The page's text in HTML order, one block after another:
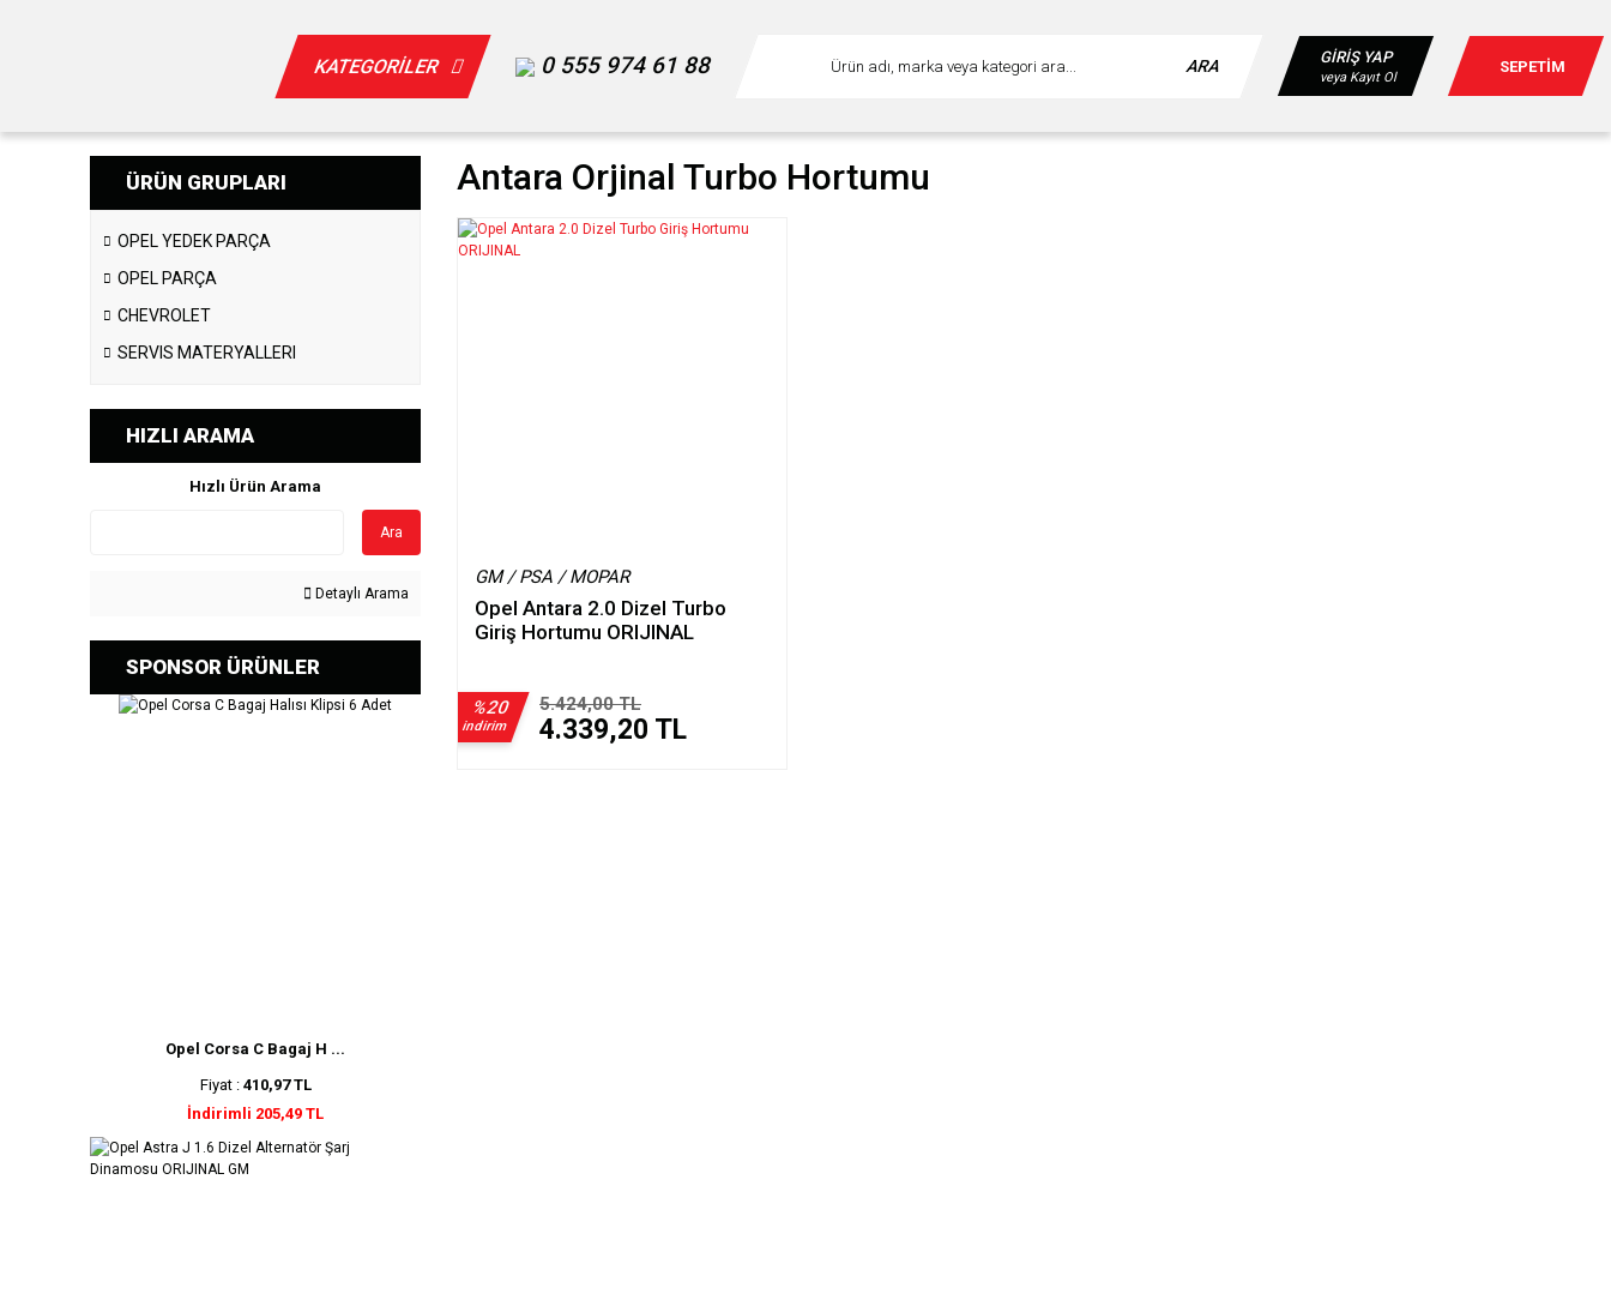
KATEGORİLER 0 555 974 61 88 ARA GİRİŞ YAP
veya Kayıt Ol
SEPETİM
ÜRÜN GRUPLARI
OPEL YEDEK PARÇA
OPEL PARÇA
CHEVROLET
SERVIS MATERYALLERI
HIZLI ARAMA
Hızlı Ürün Arama
Ara
Detaylı Arama
SPONSOR ÜRÜNLER
Opel Corsa C Bagaj H ...
Fiyat : 410,97 TL
İndirimli 205,49 TL
Antara Orjinal Turbo Hortumu
GM / PSA / MOPAR
Opel Antara 2.0 Dizel Turbo
Giriş Hortumu ORIJINAL
%20
indirim
5.424,00 TL
4.339,20 TL